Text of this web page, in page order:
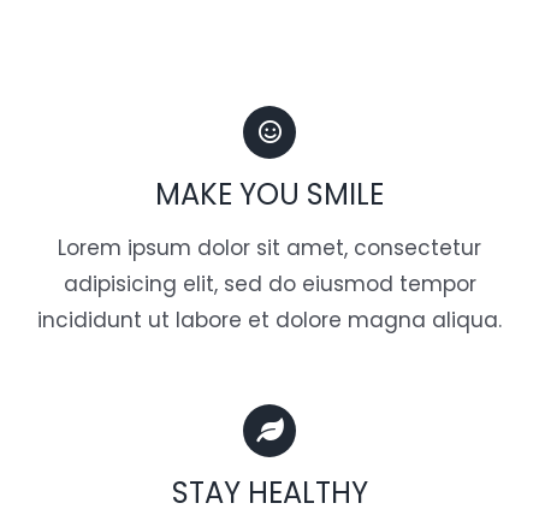
MAKE YOU SMILE
Lorem ipsum dolor sit amet, consectetur
adipisicing elit, sed do eiusmod tempor
incididunt ut labore et dolore magna aliqua.
STAY HEALTHY